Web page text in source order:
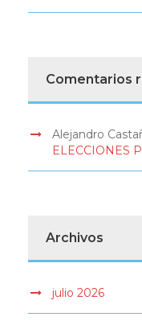
Comentarios
Alejandro
ELECCIONES
Archivos
julio 2026